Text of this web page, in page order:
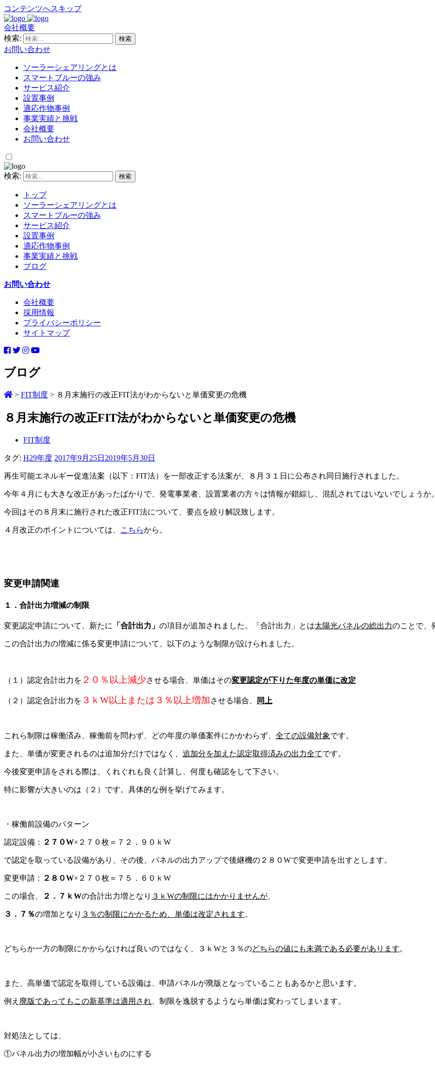
コンテンツへスキップ
会社概要
検索:
お問い合わせ
ソーラーシェアリングとは
スマートブルーの強み
サービス紹介
設置事例
適応作物事例
事業実績と挑戦
会社概要
お問い合わせ
検索:
トップ
ソーラーシェアリングとは
スマートブルーの強み
サービス紹介
設置事例
適応作物事例
事業実績と挑戦
ブログ
お問い合わせ
会社概要
採用情報
プライバシーポリシー
サイトマップ
ブログ
> FIT制度 > ８月末施行の改正FIT法がわからないと単価変更の危機
８月末施行の改正FIT法がわからないと単価変更の危機
FIT制度
タグ: H29年度 2017年9月25日 2019年5月30日
再生可能エネルギー促進法案（以下：FIT法）を一部改正する法案が、８月３１日に公布され同日施行されました。
今年４月にも大きな改正があったばかりで、発電事業者、設置業者の方々は情報が錯綜し、混乱されてはいないでしょうか。
今回はその８月末に施行された改正FIT法について、要点を絞り解説致します。
４月改正のポイントについては、 こちらから。
変更申請関連
１．合計出力増減の制限
変更認定申請について、新たに 「合計出力」 の項目が追加されました。「合計出力」とは太陽光パネルの総出力のことで、
この合計出力の増減に係る変更申請について、以下のような制限が設けられました。
（１）認定合計出力を ２０％以上減少させる場合、単価はその変更認定が下りた年度の単価に改定
（２）認定合計出力を ３ｋW以上または３％以上増加 させる場合、 同上
これら制限は稼働済み、稼働前を問わず、どの年度の単価案件にかかわらず、 全ての設備対象です。
また、単価が変更されるのは追加分だけではなく、 追加分を加えた認定取得済みの出力全てです。
今後変更申請をされる際は、くれぐれも良く計算し、何度も確認をして下さい。
特に影響が大きいのは（２）です。具体的な例を挙げてみます。
・稼働前設備のパターン
認定設備： ２７０W×２７０枚＝７２．９０ｋW
で認定を取っている設備があり、その後、パネルの出力アップで後継機の２８０Wで変更申請を出すとします。
変更申請： ２８０W×２７０枚＝７５．６０ｋW
この場合、 ２．７ｋWの合計出力増となり ３ｋWの制限にはかかりませんが
３．７％の増加となり ３％の制限にかかるため、単価は改定されます。
どちらか一方の制限にかからなければ良いのではなく、３ｋWと３％のどちらの値にも未満である必要があります。
また、高単価で認定を取得している設備は、申請パネルが廃版となっていることもあるかと思います。
例え 廃版であってもこの新基準は適用され 、制限を逸脱するようなら単価は変わってしまいます。
対処法としては、
①パネル出力の増加幅が小さいものにする